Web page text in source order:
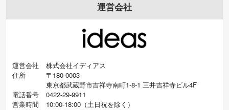
運営会社
運営会社
株式会社イディアス
住所
〒180-0003
東京都武蔵野市吉祥寺南町1-8-1 三井吉祥寺ビル4F
電話番号
0422-29-9911
営業時間
10:00-18:00（土日祝を除く）